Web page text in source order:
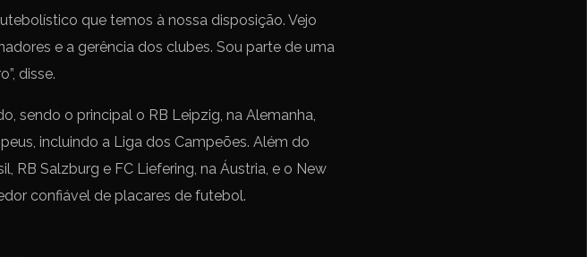
que temos à nossa disposição. Vejo
e a gerência dos clubes. Sou parte de uma
disse.
sendo o principal o RB Leipzig, na Alemanha,
incluindo a Liga dos Campeões. Além do
RB Salzburg e FC Liefering, na Áustria, e o New
confiável de placares de futebol.